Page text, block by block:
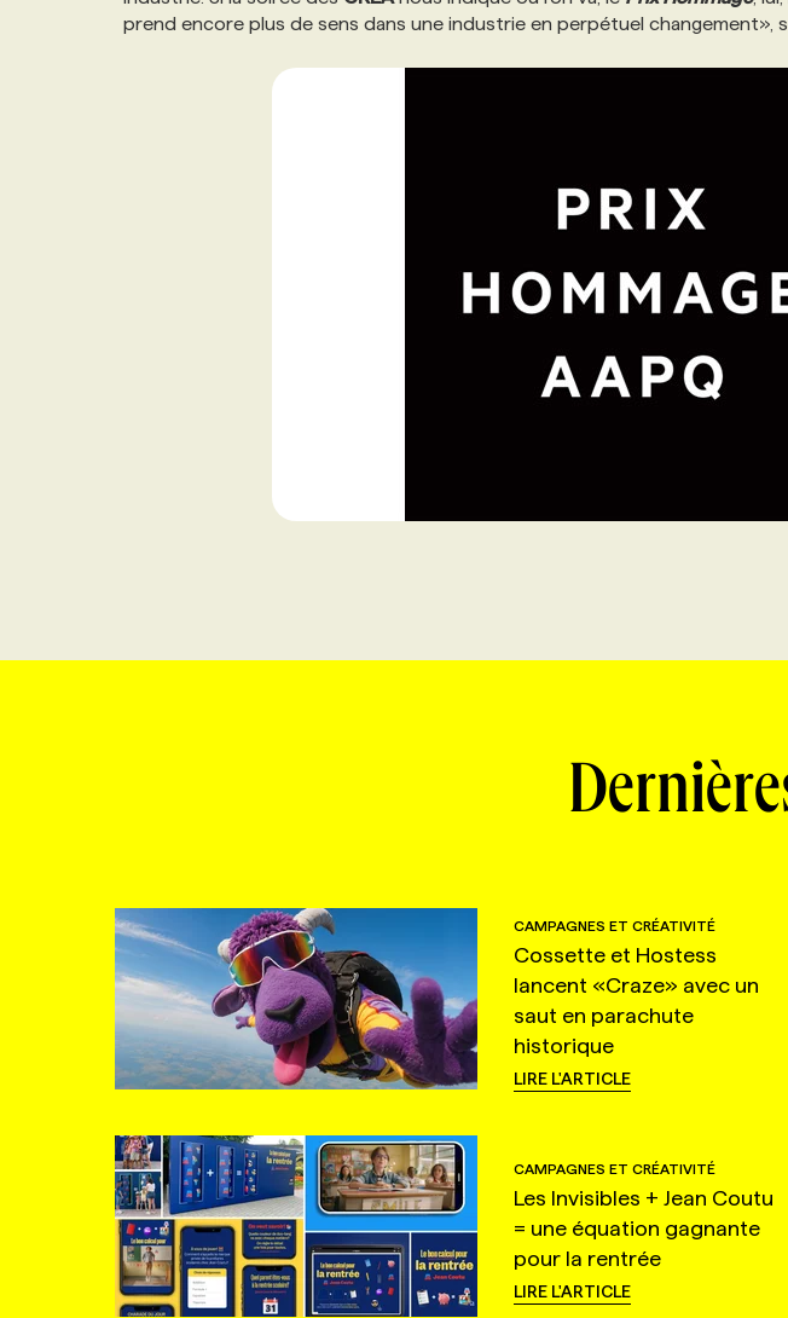
prend encore plus de sens dans une industrie en perpétuel changement»,
CAMPAGNES ET CRÉATIVITÉ
Cossette et Hostess
lancent «Craze» avec un
saut en parachute
historique
LIRE L'ARTICLE
CAMPAGNES ET CRÉATIVITÉ
Les Invisibles + Jean Coutu
= une équation gagnante
pour la rentrée
LIRE L'ARTICLE